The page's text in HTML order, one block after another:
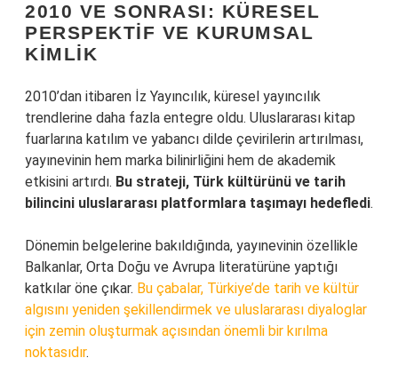
2010 VE SONRASI: KÜRESEL
PERSPEKTIF VE KURUMSAL
KIMLIK
2010’dan itibaren İz Yayıncılık, küresel yayıncılık
trendlerine daha fazla entegre oldu. Uluslararası kitap
fuarlarına katılım ve yabancı dilde çevirilerin artırılması,
yayınevinin hem marka bilinirliğini hem de akademik
etkisini artırdı. Bu strateji, Türk kültürünü ve tarih
bilincini uluslararası platformlara taşımayı hedefledi.
Dönemin belgelerine bakıldığında, yayınevinin özellikle
Balkanlar, Orta Doğu ve Avrupa literatürüne yaptığı
katkılar öne çıkar. Bu çabalar, Türkiye’de tarih ve kültür
algısını yeniden şekillendirmek ve uluslararası diyaloglar
için zemin oluşturmak açısından önemli bir kırılma
noktasıdır.